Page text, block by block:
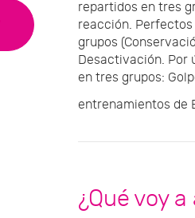
repartidos en tres
reacción.
grupos
Desactivación. Por
en tres grupos:
entrenamientos de
¿Qué voy